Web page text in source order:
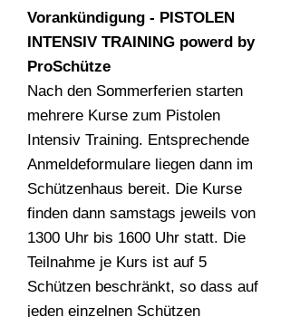
Vorankündigung - PISTOLEN
INTENSIV TRAINING powerd by
ProSchütze
Nach den Sommerferien starten
mehrere Kurse zum Pistolen
Intensiv Training. Entsprechende
Anmeldeformulare liegen dann im
Schützenhaus bereit. Die Kurse
finden dann samstags jeweils von
1300 Uhr bis 1600 Uhr statt. Die
Teilnahme je Kurs ist auf 5
Schützen beschränkt, so dass auf
jeden einzelnen Schützen